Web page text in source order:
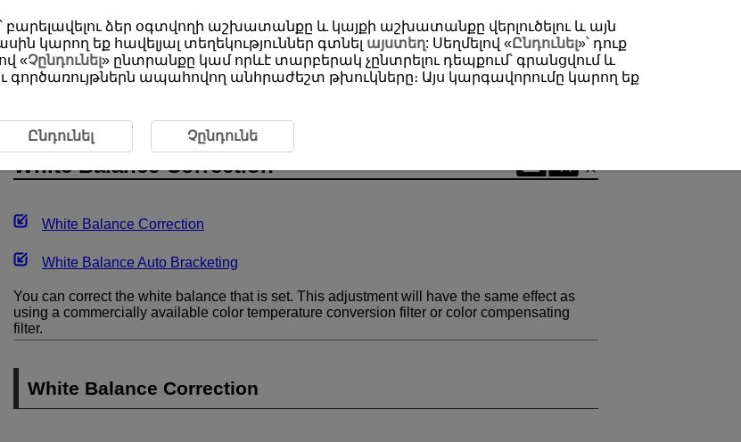
Balance Correction
White Balance Correction
White Balance Correction
White Balance Auto Bracketing
You can correct the white balance that is set. This adjustment will have the same effect as
using a commercially available color temperature conversion filter or color compensating
filter.
White Balance Correction
բարելավելու ձեր օգտվողի աշխատանքը և կայքի աշխատանքը վերլուծելու և այն
կարող եք հավելյալ տեղեկություններ գտնել այստեղ: Սեղմելով «Ընդունել»՝ դուք
«Չընդունել» ընտրանքը կամ որևէ տարբերակ չընտրելու դեպքում՝ գրանցվում և
գործառույթներն ապահովող անհրաժեշտ թխուկները։ Այս կարգավորումը կարող եք
Ընդունել Չընդունե